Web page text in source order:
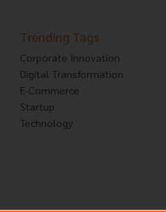
Trending Tags
Corporate Innovation
Digital Transformation
E-Commerce
Startup
Technology